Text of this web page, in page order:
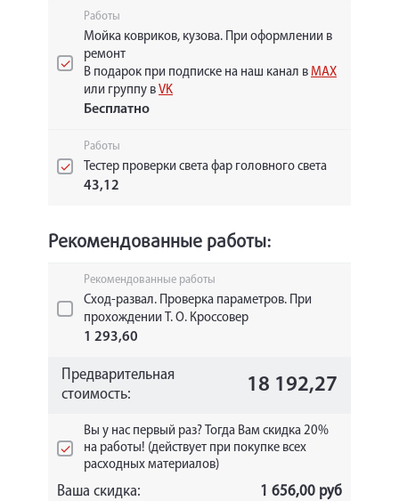
Работы
Мойка ковриков, кузова. При оформлении в
ремонт
В подарок при подписке на наш канал вMAX
или группу вVK
Бесплатно
Работы
Тестер проверки света фар головного света
43,12
Рекомендованные работы:
Рекомендованные работы
Сход-развал. Проверка параметров. При
прохождении Т. О. Кроссовер
1 293,60
Предварительная
стоимость:
18 192,27
Вы у нас первый раз? Тогда Вам скидка 20%
на работы! (действует при покупке всех
расходных материалов)
Ваша скидка: 1 656,00 руб